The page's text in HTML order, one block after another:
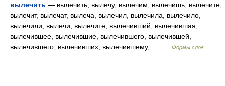
вылечить — вылечить, вылечу, вылечим, вылечишь, вылечите,
вылечит, вылечат, вылеча, вылечил, вылечила, вылечило,
вылечили, вылечи, вылечите, вылечивший, вылечившая,
вылечившее, вылечившие, вылечившего, вылечившей,
вылечившего, вылечивших, вылечившему,… …
Формы слов